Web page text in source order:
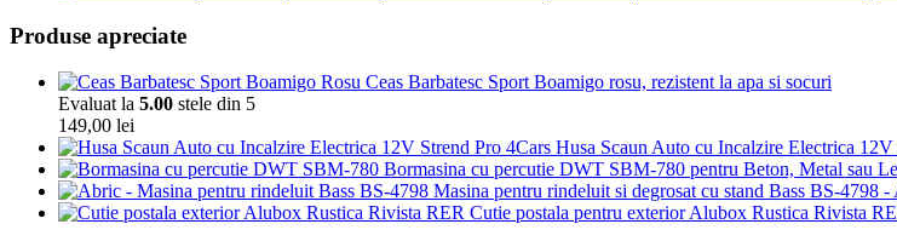
Produse apreciate
Ceas Barbatesc Sport Boamigo rosu, rezistent la apa si socuri
Evaluat la 5.00 stele din 5
149,00 lei
Husa Scaun Auto cu Incalzire Electrica 12V
Bormasina cu percutie DWT SBM-780 pentru Beton, Metal sau
Masina pentru rindeluit si degrosat cu stand Bass BS-4798 -
Cutie postala pentru exterior Alubox Rustica Rivista